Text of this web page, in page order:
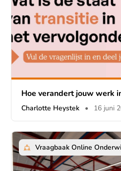
Hoe verandert jouw werk
Charlotte Heystek • 16 juni
Vraagbaak Online